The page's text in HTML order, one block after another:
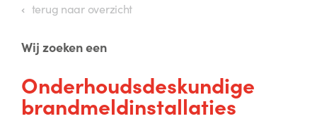
content terug naar overzicht
Wij zoeken een
Onderhoudsdeskundige
brandmeldinstallaties